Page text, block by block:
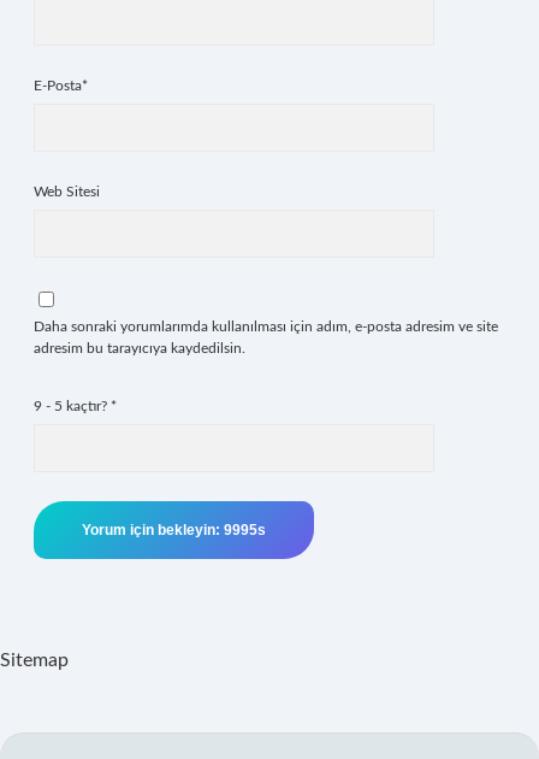
E-Posta*
Web Sitesi
Daha sonraki yorumlarımda kullanılması için adım, e-posta adresim ve site
adresim bu tarayıcıya kaydedilsin.
9 - 5 kaçtır? *
Sitemap